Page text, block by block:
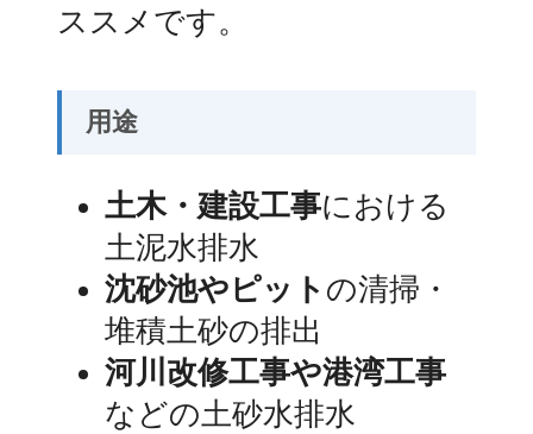
ススメです。
用途
土木・建設工事における
土泥水排水
沈砂池やピット の清掃・
堆積土砂の排出
河川改修工事や港湾工事
などの土砂水排水